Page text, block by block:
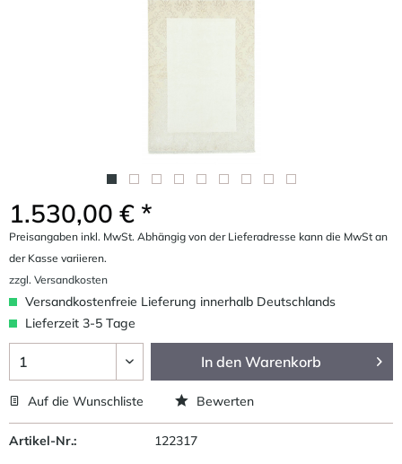
1.530,00 € *
Preisangaben inkl. MwSt. Abhängig von der Lieferadresse kann die MwSt an
der Kasse variieren.
zzgl. Versandkosten
Versandkostenfreie Lieferung innerhalb Deutschlands
Lieferzeit 3-5 Tage
In den Warenkorb
Auf die Wunschliste Bewerten
Artikel-Nr.: 122317